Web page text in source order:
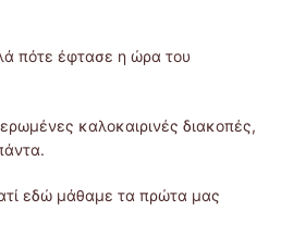
πότε έφτασε η ώρα του
καλοκαιρινές διακοπές,
εδώ μάθαμε τα πρώτα μας